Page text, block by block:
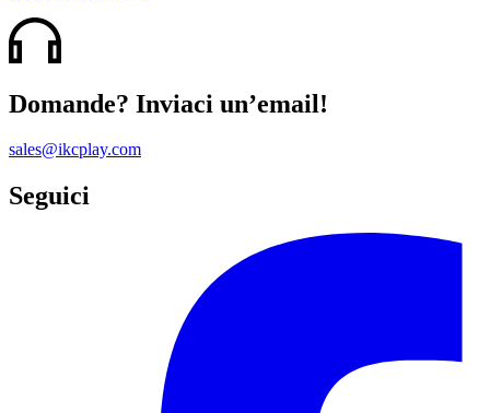
Domande? Inviaci un’email!
sales@ikcplay.com
Seguici